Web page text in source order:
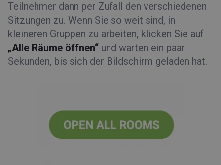
Teilnehmer dann per Zufall den verschiedenen
Sitzungen zu. Wenn Sie so weit sind, in
kleineren Gruppen zu arbeiten, klicken Sie auf
„Alle Räume öffnen“ und warten ein paar
Sekunden, bis sich der Bildschirm geladen hat.